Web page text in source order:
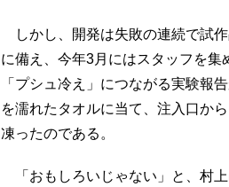
しかし、開発は失敗の連続で試
に備え、今年3月にはスタッフを集
「プシュ冷え」につながる実験報
を濡れたタオルに当て、注入口か
凍ったのである。
「おもしろいじゃない」と、村